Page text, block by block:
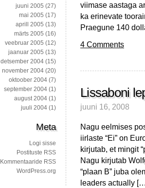
viimase aastaga
ka erinevate
Praegune 140
4 Comments
Lissaboni
juuni 16, 2008
Nagu eelmises
iirlaste “Ei” on
kirjutab, et mingit
Nagu kirjutab
“plaan B” juba
leaders actually
juuni 2005 (27)
mai 2005 (17)
aprill 2005 (13)
märts 2005 (16)
veebruar 2005 (12)
jaanuar 2005 (13)
detsember 2004 (15)
november 2004 (20)
oktoober 2004 (7)
september 2004 (1)
august 2004 (1)
juuli 2004 (1)
Meta
Logi sisse
Postituste RSS
Kommentaaride RSS
WordPress.org